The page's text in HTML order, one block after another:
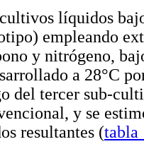
líquidos
empleando
y nitrógeno,
a 28°C
del tercer sub-
y se
resultantes (tabla